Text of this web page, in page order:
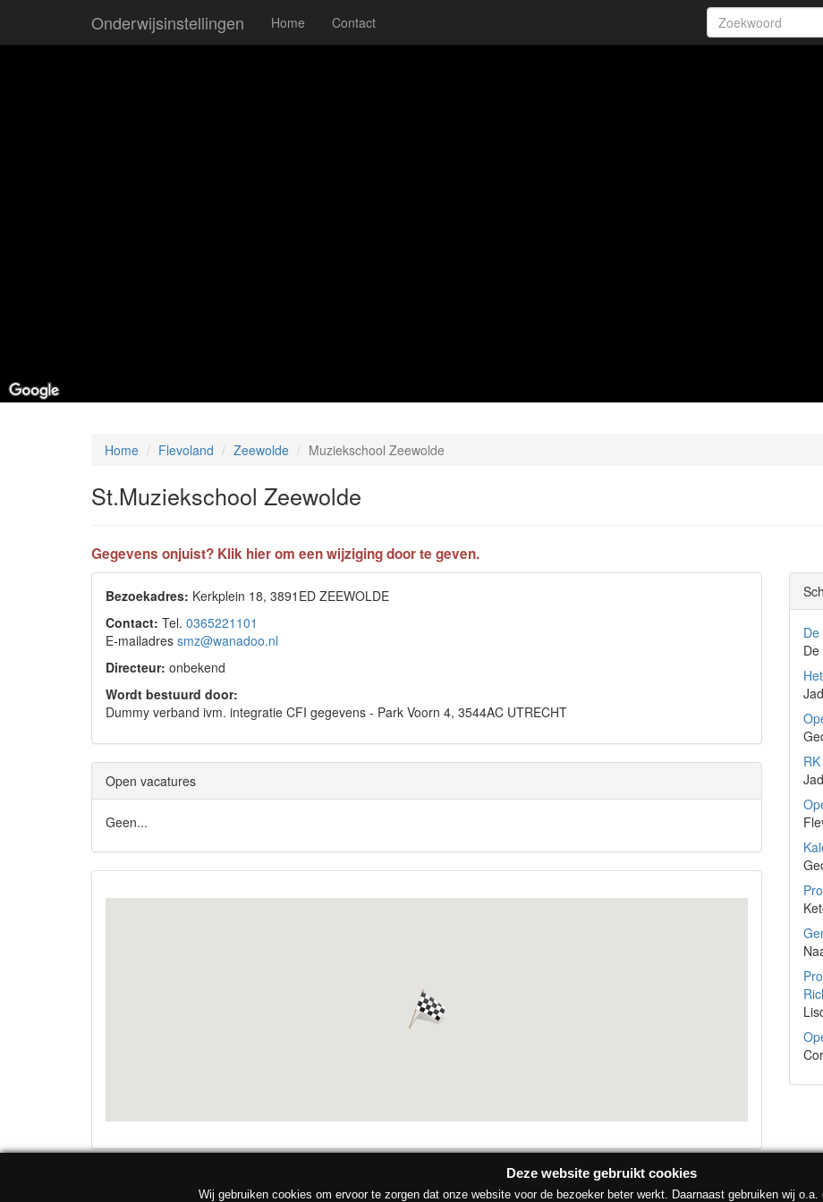
Onderwijsinstellingen Home Contact
Home Flevoland Zeewolde Muziekschool Zeewolde
St.Muziekschool Zeewolde
Gegevens onjuist? Klik hier om een wijziging door te geven.
Bezoekadres: Kerkplein 18, 3891ED ZEEWOLDE
Contact: Tel. 0365221101
E-mailadres smz@wanadoo.nl
Directeur: onbekend
Wordt bestuurd door:
Dummy verband ivm. integratie CFI gegevens - Park Voorn 4, 3544AC UTRECHT
Open vacatures
Geen...
Deze website gebruikt cookies
Wij gebruiken cookies om ervoor te zorgen dat onze website voor de bezoeker beter werkt. Daarnaast gebruiken wij